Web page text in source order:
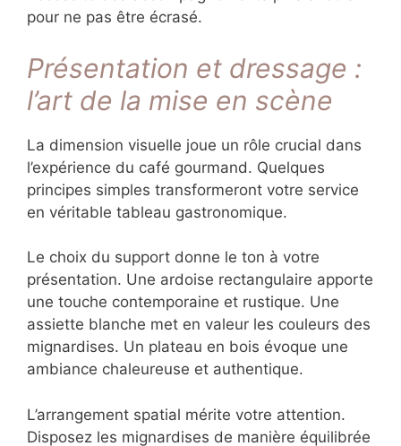
petit financier aux poires complétera ces
La règle fondamentale consiste à équilibrer
les intensités. Un café puissant appelle des
nécessite des accompagnements plus subtils
pour ne pas être écrasé.
Présentation et dressage
: l’art de la mise en scène
La dimension visuelle joue un rôle crucial
dans l’expérience du café gourmand.
Quelques principes simples transformeront
votre service en véritable tableau
Le choix du support donne le ton à votre